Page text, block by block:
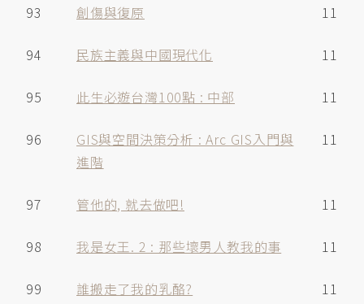
93 創傷與復原 11
94 民族主義與中國現代化 11
95 此生必遊台灣100點 : 中部 11
96
GIS與空間決策分析 : Arc GIS入門與
進階
11
97 管他的, 就去做吧! 11
98 我是女王. 2 : 那些壞男人教我的事 11
99 誰搬走了我的乳酪? 11